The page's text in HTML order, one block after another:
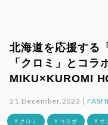
北海道を応援する
「クロミ」とコラ
MIKU×KUROMI
21.December.2022 |
# クロミ # コラボ # サ